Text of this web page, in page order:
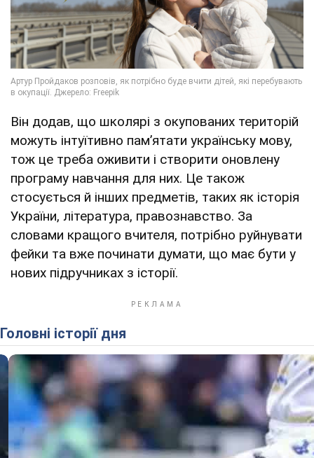
Він додав, що школярі з окупованих територій
можуть інтуїтивно памʼятати українську мову,
тож це треба оживити і створити оновлену
програму навчання для них. Це також
стосується й інших предметів, таких як історія
України, література, правознавство. За
словами кращого вчителя, потрібно руйнувати
фейки та вже починати думати, що має бути у
нових підручниках з історії.
Головні історії дня